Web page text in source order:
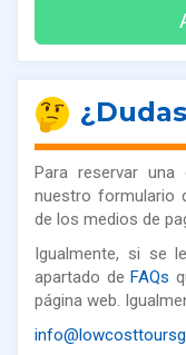
Para reservar
nuestro formulario
de los medios de
Igualmente, si se
apartado de FAQs
página web.